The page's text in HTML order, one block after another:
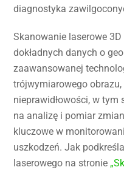
diagnostyka
Skanowanie laserowe
dokładnych danych o
zaawansowanej
trójwymiarowego
nieprawidłowości, w
na analizę i pomiar
kluczowe w
uszkodzeń. Jak
laserowego na stronie